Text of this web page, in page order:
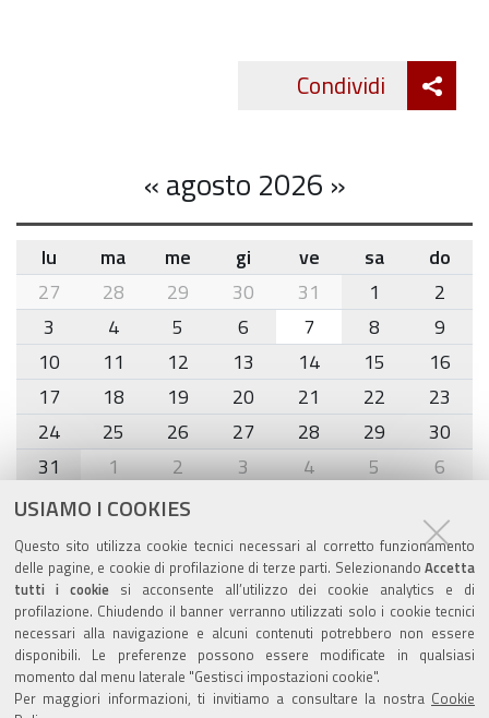
USIAMO I COOKIES
Questo sito utilizza cookie tecnici necessari al corretto funzionamento
delle pagine, e cookie di profilazione di terze parti. Selezionando Accetta
tutti i cookiesi acconsente all’utilizzo dei cookie analytics e di
profilazione. Chiudendo il banner verranno utilizzati solo i cookie tecnici
necessari alla navigazione e alcuni contenuti potrebbero non essere
disponibili. Le preferenze possono essere modificate in qualsiasi
momento dal menu laterale "Gestisci impostazioni cookie".
Per maggiori informazioni, ti invitiamo a consultare la nostra Cookie
Condividi
«agosto 2026 »
month-
8
lu ma me gi ve sa
do
27
28 29 30 31 1
2
3
4 5 6 7 8
9
10
11 12 13 14 15
16
17
18 19 20 21 22
23
24
25 26 27 28 29
30
31
1 2 3 4 5 6
Agenda eventi
torna alla sezione
Valuta questo sito